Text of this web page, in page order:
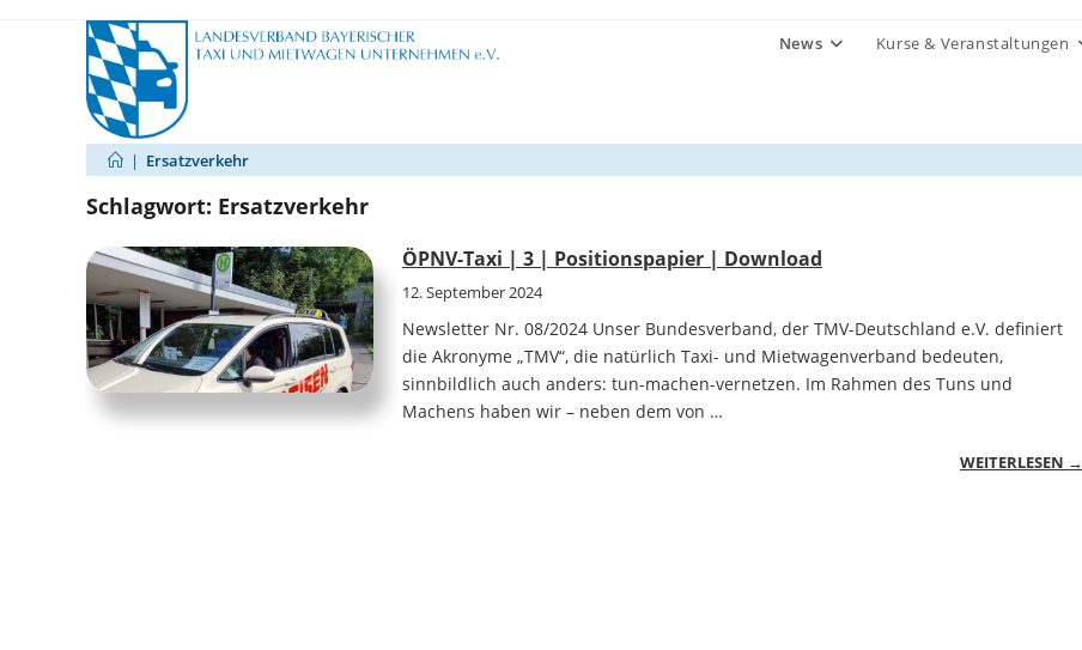
News Kurse & Veranstaltungen
| Ersatzverkehr
Schlagwort: Ersatzverkehr
ÖPNV-Taxi | 3 | Positionspapier | Download
12. September 2024
Newsletter Nr. 08/2024 Unser Bundesverband, der TMV-Deutschland e.V. definiert
die Akronyme „TMV“, die natürlich Taxi- und Mietwagenverband bedeuten,
sinnbildlich auch anders: tun-machen-vernetzen. Im Rahmen des Tuns und
Machens haben wir – neben dem von …
WEITERLESEN →